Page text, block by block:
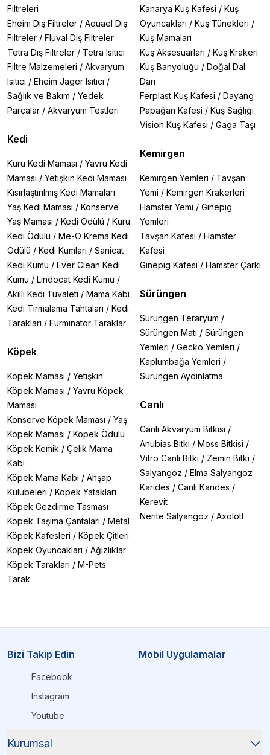
Filtreleri
Eheim Dış Filtreler / Aquael Dış
Filtreler / Fluval Dış Filtreler
Tetra Dış Filtreler / Tetra Isıtıcı
Filtre Malzemeleri / Akvaryum
Isıtıcı / Eheim Jager Isıtıcı /
Sağlık ve Bakım / Yedek
Parçalar / Akvaryum Testleri
Kedi
Kuru Kedi Maması / Yavru Kedi
Maması / Yetişkin Kedi Maması
Kısırlaştırılmış Kedi Mamaları
Yaş Kedi Maması / Konserve
Yaş Maması / Kedi Ödülü / Kuru
Kedi Ödülü / Me-O Krema Kedi
Ödülü / Kedi Kumları / Sanicat
Kedi Kumu / Ever Clean Kedi
Kumu / Lindocat Kedi Kumu /
Akıllı Kedi Tuvaleti / Mama Kabı
Kedi Tırmalama Tahtaları / Kedi
Tarakları / Furminator Taraklar
Köpek
Köpek Maması / Yetişkin
Köpek Maması / Yavru Köpek
Maması
Konserve Köpek Maması / Yaş
Köpek Maması / Köpek Ödülü
Köpek Kemik / Çelik Mama
Kabı
Köpek Mama Kabı / Ahşap
Kulübeleri / Köpek Yatakları
Köpek Gezdirme Tasması
Köpek Taşıma Çantaları / Metal
Köpek Kafesleri / Köpek Çitleri
Köpek Oyuncakları / Ağızlıklar
Köpek Tarakları / M-Pets
Tarak
Kanarya Kuş Kafesi / Kuş
Oyuncakları / Kuş Tünekleri /
Kuş Mamaları
Kuş Aksesuarları / Kuş Krakeri
Kuş Banyoluğu / Doğal Dal
Darı
Ferplast Kuş Kafesi / Dayang
Papağan Kafesi / Kuş Sağlığı
Vision Kuş Kafesi / Gaga Taşı
Kemirgen
Kemirgen Yemleri / Tavşan
Yemi / Kemirgen Krakerleri
Hamster Yemi / Ginepig
Yemleri
Tavşan Kafesi / Hamster
Kafesi
Ginepig Kafesi / Hamster Çarkı
Sürüngen
Sürüngen Teraryum /
Sürüngen Matı / Sürüngen
Yemleri / Gecko Yemleri /
Kaplumbağa Yemleri /
Sürüngen Aydınlatma
Canlı
Canlı Akvaryum Bitkisi /
Anubias Bitki / Moss Bitkisi /
Vitro Canlı Bitki / Zemin Bitki /
Salyangoz / Elma Salyangoz
Karides / Canlı Karides /
Kerevit
Nerite Salyangoz / Axolotl
Bizi Takip Edin
Facebook
Instagram
Youtube
Mobil Uygulamalar
Kurumsal